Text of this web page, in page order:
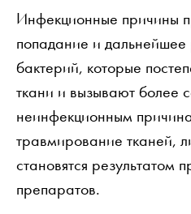
Инфекционные причины
попадание и
бактерий, которые
ткани и вызывают более
неинфекционным
травмирование тканей,
становятся результатом
препаратов.